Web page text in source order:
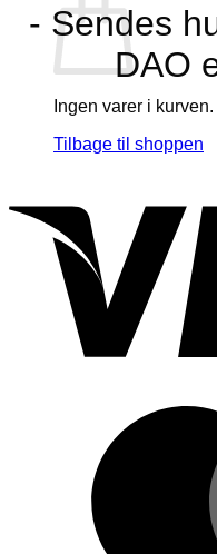
Ingen varer i kurven.
Tilbage til shoppen
- Sendes
DAO